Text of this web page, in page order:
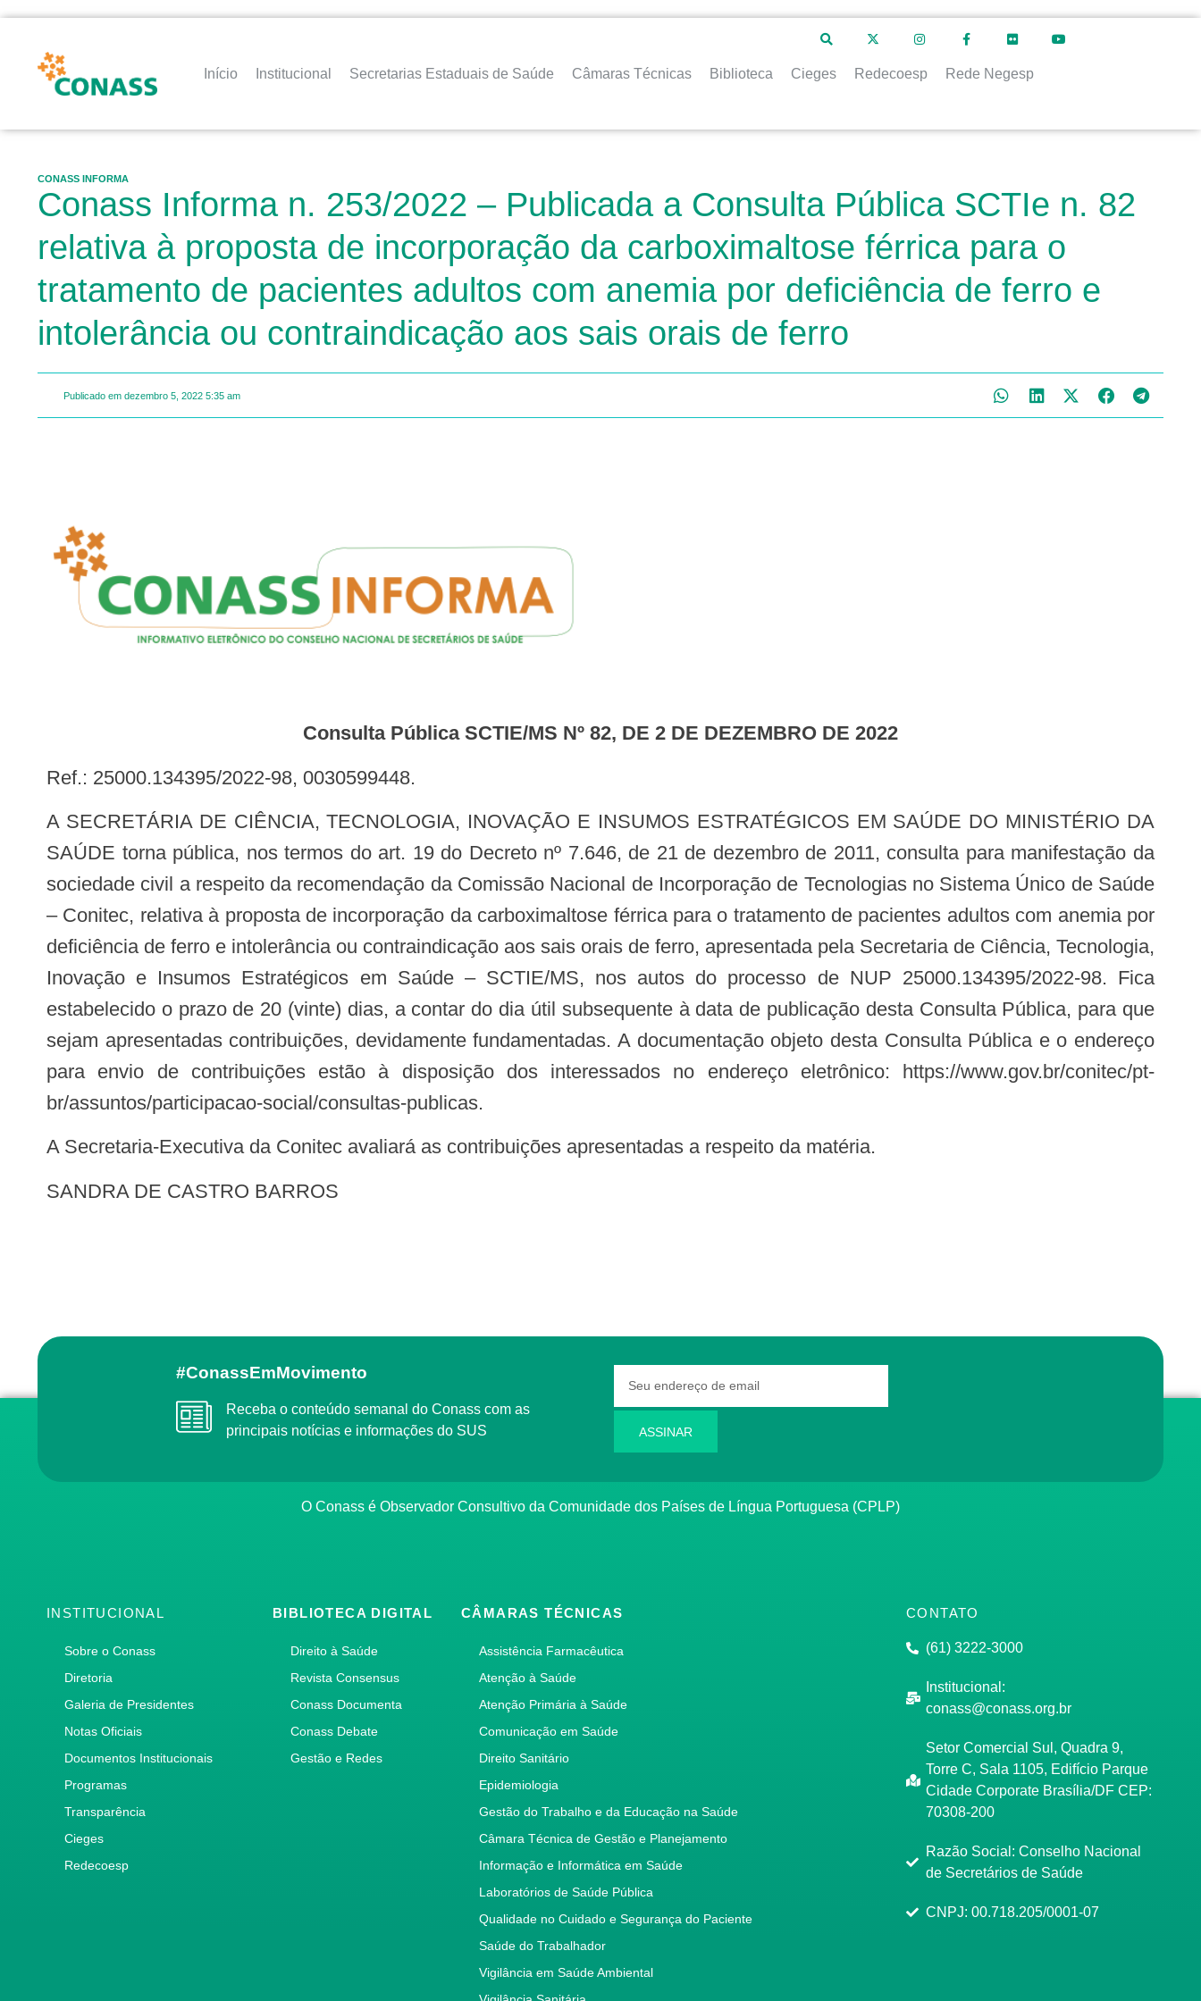
Início Institucional Secretarias Estaduais de Saúde Câmaras Técnicas Biblioteca Cieges Redecoesp Rede Negesp
CONASS INFORMA
Conass Informa n. 253/2022 – Publicada a Consulta Pública SCTIe n. 82
relativa à proposta de incorporação da carboximaltose férrica para o
tratamento de pacientes adultos com anemia por deficiência de ferro e
intolerância ou contraindicação aos sais orais de ferro
Publicado em dezembro 5, 2022 5:35 am
Consulta Pública SCTIE/MS Nº 82, DE 2 DE DEZEMBRO DE 2022
Ref.: 25000.134395/2022-98, 0030599448.
A SECRETÁRIA DE CIÊNCIA, TECNOLOGIA, INOVAÇÃO E INSUMOS ESTRATÉGICOS EM SAÚDE DO MINISTÉRIO DA
SAÚDE torna pública, nos termos do art. 19 do Decreto nº 7.646, de 21 de dezembro de 2011, consulta para manifestação da
sociedade civil a respeito da recomendação da Comissão Nacional de Incorporação de Tecnologias no Sistema Único de Saúde
– Conitec, relativa à proposta de incorporação da carboximaltose férrica para o tratamento de pacientes adultos com anemia por
deficiência de ferro e intolerância ou contraindicação aos sais orais de ferro, apresentada pela Secretaria de Ciência, Tecnologia,
Inovação e Insumos Estratégicos em Saúde – SCTIE/MS, nos autos do processo de NUP 25000.134395/2022-98. Fica
estabelecido o prazo de 20 (vinte) dias, a contar do dia útil subsequente à data de publicação desta Consulta Pública, para que
sejam apresentadas contribuições, devidamente fundamentadas. A documentação objeto desta Consulta Pública e o endereço
para envio de contribuições estão à disposição dos interessados no endereço eletrônico: https://www.gov.br/conitec/pt-
br/assuntos/participacao-social/consultas-publicas.
A Secretaria-Executiva da Conitec avaliará as contribuições apresentadas a respeito da matéria.
SANDRA DE CASTRO BARROS
#ConassEmMovimento
Receba o conteúdo semanal do Conass com as
principais notícias e informações do SUS
ASSINAR
O Conass é Observador Consultivo da Comunidade dos Países de Língua Portuguesa (CPLP)
INSTITUCIONAL
Sobre o Conass
Diretoria
Galeria de Presidentes
Notas Oficiais
Documentos Institucionais
Programas
Transparência
Cieges
Redecoesp
BIBLIOTECA DIGITAL
Direito à Saúde
Revista Consensus
Conass Documenta
Conass Debate
Gestão e Redes
CÂMARAS TÉCNICAS
Assistência Farmacêutica
Atenção à Saúde
Atenção Primária à Saúde
Comunicação em Saúde
Direito Sanitário
Epidemiologia
Gestão do Trabalho e da Educação na Saúde
Câmara Técnica de Gestão e Planejamento
Informação e Informática em Saúde
Laboratórios de Saúde Pública
Qualidade no Cuidado e Segurança do Paciente
Saúde do Trabalhador
Vigilância em Saúde Ambiental
CONTATO
(61) 3222-3000
Institucional:
conass@conass.org.br
Setor Comercial Sul, Quadra 9,
Torre C, Sala 1105, Edifício Parque
Cidade Corporate Brasília/DF CEP:
70308-200
Razão Social: Conselho Nacional
de Secretários de Saúde
CNPJ: 00.718.205/0001-07